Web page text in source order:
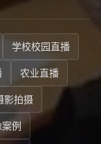
学校校园直播
农业直播
影拍摄
例